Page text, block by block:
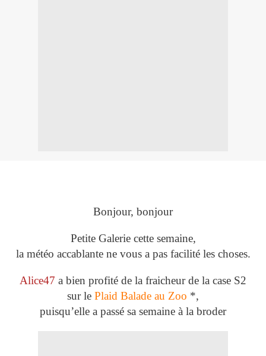
Bonjour, bonjour
Petite Galerie cette semaine,
la météo accablante ne vous a pas facilité les choses.
Alice47 a bien profité de la fraicheur de la case S2
sur le Plaid Balade au Zoo *,
puisqu’elle a passé sa semaine à la broder